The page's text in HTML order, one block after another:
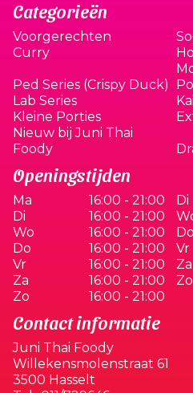
Categorieën
Voorgerechten
Curry
Ped Series (Crispy Duck)
Lab Series
Kleine Porties
Nieuw bij Juni Thai
Foody
Openingstijden
Ma 16:00 - 21:00 Di
Di
16:00 - 21:00
Wo
16:00 - 21:00 Do
Do
16:00 - 21:00 Vr
Vr
16:00 - 21:00 Za
Za
16:00 - 21:00 Zo
Zo
16:00 - 21:00
Contact informatie
Juni Thai Foody
Willekensmolenstraat 61
3500 Hasselt